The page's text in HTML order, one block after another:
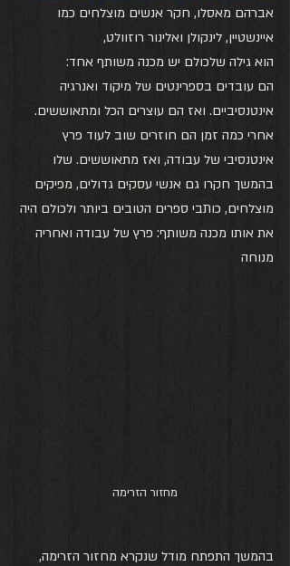
אברהם מאסלו, חקר אנשים מוצלחים כמו
איינשטיין, לינקולן ואלינור רוזוולט,
הוא גילה שלכולם יש מכנה משותף אחד:
הם עובדים בספרינטים של מיקוד ואנרגיה
אינטנסיביים. ואז הם עוצרים הכל ומתאוששים.
אחרי כמה זמן הם חוזרים שוב לעוד פרץ
אינטנסיבי של עבודה, ואז מתאוששים. שלו
בהמשך חקרו גם אנשי עסקים גדולים, מפיקים
מוצלחים, כותבי ספרים הטובים ביותר ולכולם היה
את אותו מכנה משותף: פרץ של עבודה ואחריה
מנוחה
מחזור הזרימה
בהמשך התפתח מודל שנקרא מחזור הזרימה,